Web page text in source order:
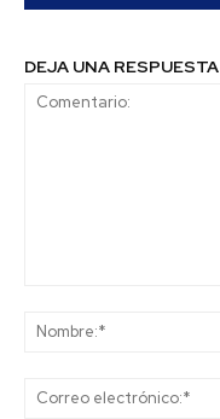
DEJA UNA RESPUESTA